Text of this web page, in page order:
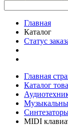
Главная
Каталог
Статус
Главная
Каталог
MIDI